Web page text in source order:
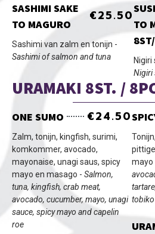
SASHIMI SAKE
TO MAGURO
€25.50
Sashimi van zalm en tonijn -
Sashimi of salmon and tuna
TO
Nigiri
Nigiri
URAMAKI 8ST. /
ONE SUMO €24.50
Zalm, tonijn, kingfish, surimi,
komkommer, avocado,
mayonaise, unagi saus, spicy
mayo en masago - Salmon,
tuna, kingfish, crab meat,
avocado, cucumber, mayo, unagi
sauce, spicy mayo and capelin
roe
mayo
tobiko